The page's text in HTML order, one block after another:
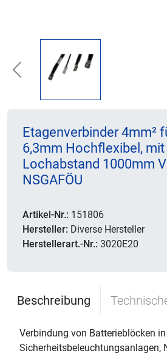
Previous
Etagenverbinder 4mm²
6,3mm Hochflexibel,
Lochabstand 1000mm
NSGAFÖU
Artikel-Nr.: 151806
Hersteller: Diverse Hersteller
Herstellerart.-Nr.: 3020E20
Beschreibung
Verbindung von Batterieblöcken
Sicherheitsbeleuchtungsanlagen,